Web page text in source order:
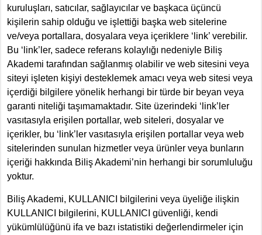
kuruluşları, satıcılar, sağlayıcılar ve başkaca üçüncü
kişilerin sahip olduğu ve işlettiği başka web sitelerine
ve/veya portallara, dosyalara veya içeriklere ‘link’ verebilir.
Bu ‘link’ler, sadece referans kolaylığı nedeniyle Biliş
Akademi tarafından sağlanmış olabilir ve web sitesini veya
siteyi işleten kişiyi desteklemek amacı veya web sitesi veya
içerdiği bilgilere yönelik herhangi bir türde bir beyan veya
garanti niteliği taşımamaktadır. Site üzerindeki ‘link’ler
vasıtasıyla erişilen portallar, web siteleri, dosyalar ve
içerikler, bu ‘link’ler vasıtasıyla erişilen portallar veya web
sitelerinden sunulan hizmetler veya ürünler veya bunların
içeriği hakkında Biliş Akademi’nin herhangi bir sorumluluğu
yoktur.
Biliş Akademi, KULLANICI bilgilerini veya üyeliğe ilişkin
KULLANICI bilgilerini, KULLANICI güvenliği, kendi
yükümlülüğünü ifa ve bazı istatistiki değerlendirmeler için